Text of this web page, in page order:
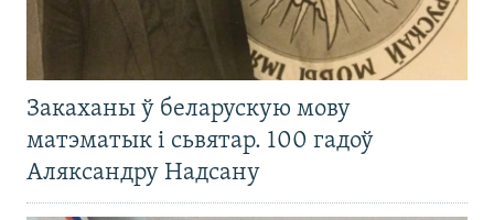
Закаханы ў беларускую мову
матэматык і сьвятар. 100 гадоў
Аляксандру Надсану